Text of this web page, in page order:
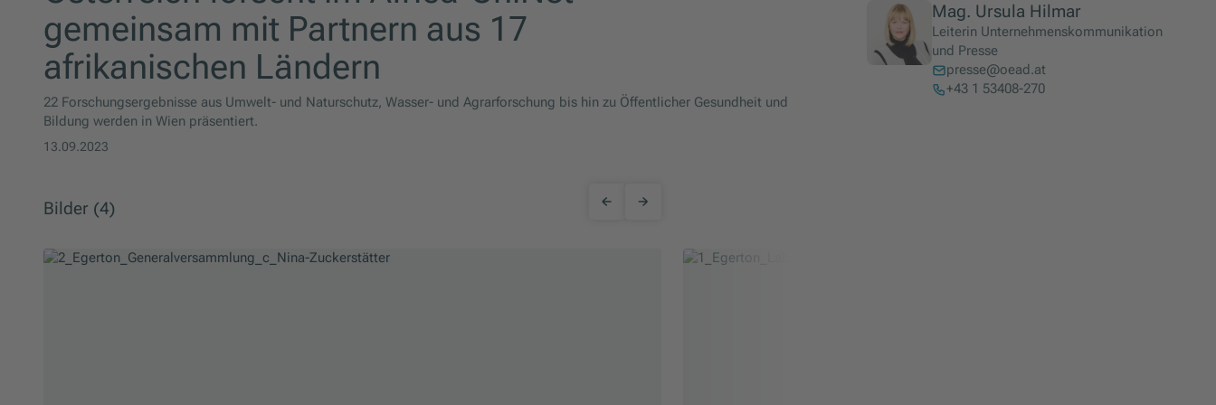
gemeinsam mit Partnern aus 17
afrikanischen Ländern
22 Forschungsergebnisse aus Umwelt- und Naturschutz, Wasser- und Agrarforschung bis hin zu Öffentlicher Gesundheit und
Bildung werden in Wien präsentiert.
13.09.2023
Bilder (4)
Slider überspringen
Mag. Ursula Hilmar
Leiterin Unternehmenskommunikation
und Presse
presse@oead.at
+43 1 53408-270